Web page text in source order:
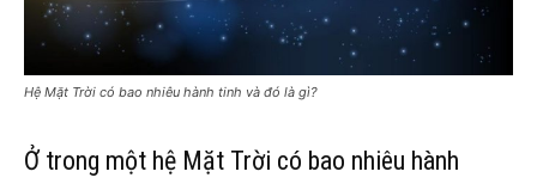
Hệ Mặt Trời có bao nhiêu hành tinh và đó là gì?
Ở trong một hệ Mặt Trời có bao nhiêu hành